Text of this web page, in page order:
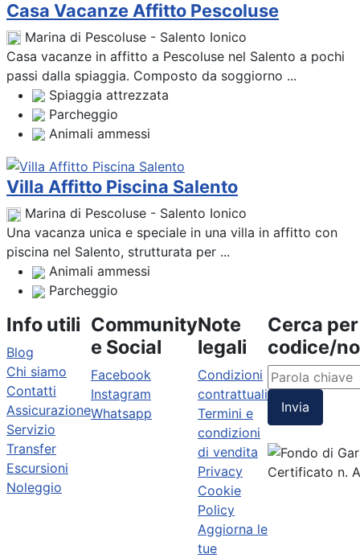
Casa Vacanze Affitto Pescoluse
Marina di Pescoluse - Salento Ionico
Casa vacanze in affitto a Pescoluse nel Salento a pochi
passi dalla spiaggia. Composto da soggiorno ...
Spiaggia attrezzata
Parcheggio
Animali ammessi
Villa Affitto Piscina Salento
Marina di Pescoluse - Salento Ionico
Una vacanza unica e speciale in una villa in affitto con
piscina nel Salento, strutturata per ...
Animali ammessi
Parcheggio
Info utili
Blog
Chi siamo
Contatti
Assicurazione
Servizio
Transfer
Escursioni
Noleggio
Community
e Social
Facebook
Instagram
Whatsapp
Note
legali
Condizioni
contrattuali
Termini e
condizioni
di vendita
Privacy
Cookie
Policy
Aggiorna le
tue
Cerca per
codice/
Invia
Certificato n.